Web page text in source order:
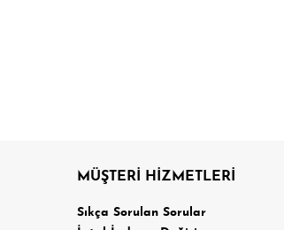
MÜŞTERİ HİZMETLERİ
Sıkça Sorulan Sorular